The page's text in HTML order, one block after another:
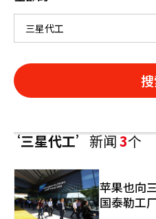
‘三星代工’新闻3个
苹果也向
国泰勒工